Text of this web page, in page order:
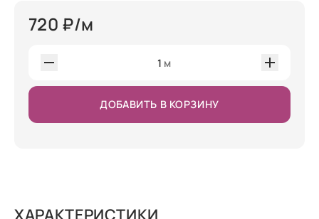
720 ₽/м
1 м
ДОБАВИТЬ В КОРЗИНУ
ХАРАКТЕРИСТИКИ